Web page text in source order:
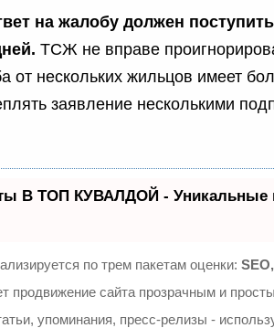
на жалобу должен
ТСЖ не вправе
от нескольких жильцов имеет
заявление несколькими
В ТОП КУВАЛДОЙ - Уникальные
по трем пакетам оценки:
продвижение сайта прозрачным и
упоминания, пресс-релизы -